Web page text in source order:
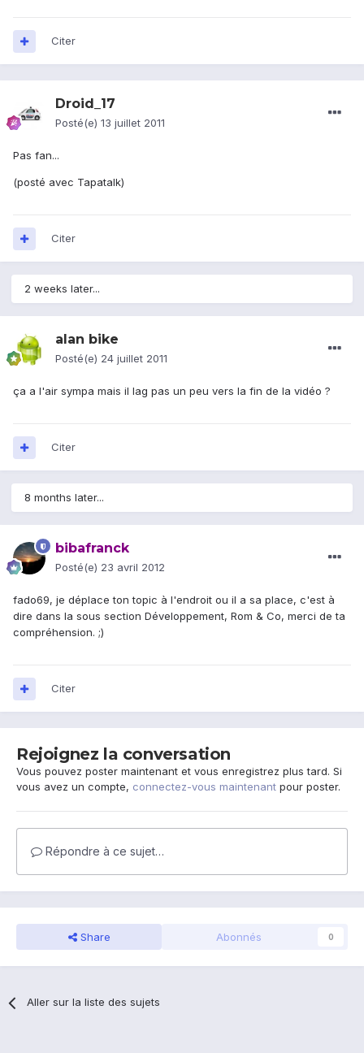
Citer
Droid_17
Posté(e) 13 juillet 2011
Pas fan...
(posté avec Tapatalk)
Citer
2 weeks later...
alan bike
Posté(e) 24 juillet 2011
ça a l'air sympa mais il lag pas un peu vers la fin de la vidéo ?
Citer
8 months later...
bibafranck
Posté(e) 23 avril 2012
fado69, je déplace ton topic à l'endroit ou il a sa place, c'est à
dire dans la sous section Développement, Rom & Co, merci de ta
compréhension. ;)
Citer
Rejoignez la conversation
Vous pouvez poster maintenant et vous enregistrez plus tard. Si
vous avez un compte, connectez-vous maintenant pour poster.
Répondre à ce sujet…
Share Abonnés 0
Aller sur la liste des sujets